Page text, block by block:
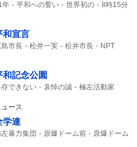
年 平和への誓い 世界初の
8時15分
和宣言
島市長 松井一実 松井市長
NPT
和記念公園
できない 哀悼の誠
極左活動家
ュース
学連
暴力集団 原爆ドーム前
原爆ドーム